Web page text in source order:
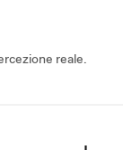
reale.